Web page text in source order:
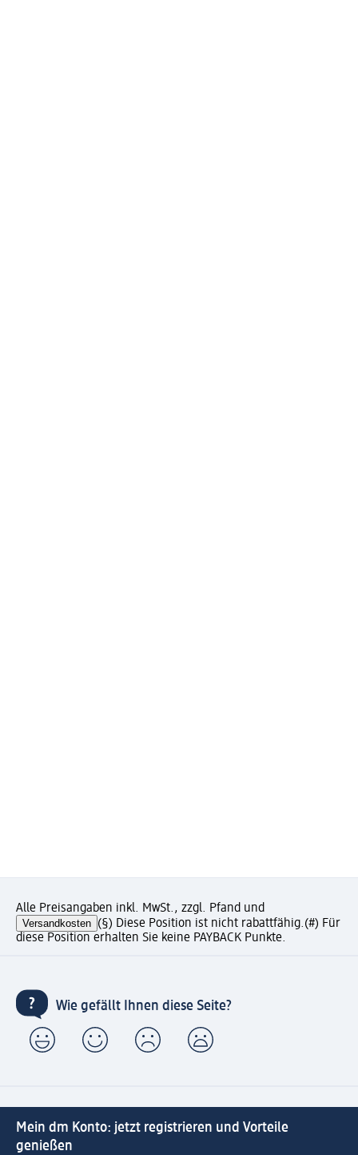
Alle Preisangaben inkl. MwSt., zzgl. Pfand und
Versandkosten (§) Diese Position ist nicht rabattfähig.(#) Für
diese Position erhalten Sie keine PAYBACK Punkte.
Wie gefällt Ihnen diese Seite?
Mein dm Konto: jetzt registrieren und Vorteile
genießen